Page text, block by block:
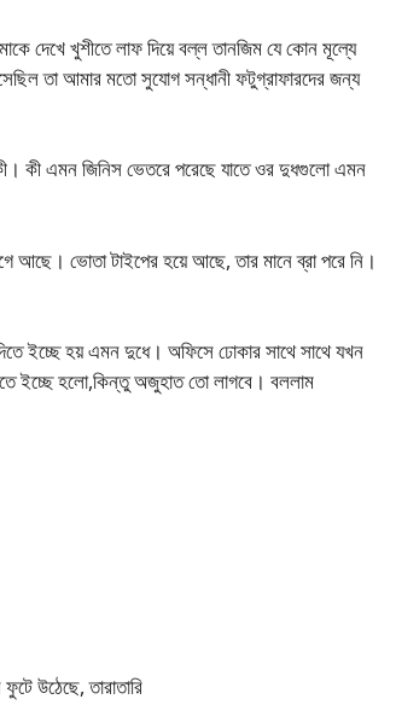
দেখে খুশীতে লাফ দিয়ে বল্ল তানজিম যে কোন মূল্যে
তা আমার মতো সুযোগ সন্ধানী ফটুগ্রাফারদের জন্য
কী এমন জিনিস ভেতরে পরেছে যাতে ওর দুধগুলো এমন
ভোতা টাইপের হয়ে আছে, তার মানে ব্রা পরে নি।
ইচ্ছে হয় এমন দুধে। অফিসে ঢোকার সাথে সাথে যখন
ইচ্ছে হলো,কিন্তু অজুহাত তো লাগবে। বললাম
উঠেছে, তারাতারি